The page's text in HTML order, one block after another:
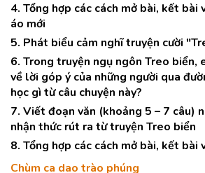
4. Tổng hợp các cách mở bài, kết bài
áo mới
5. Phát biểu cảm nghĩ truyện cười
6. Trong truyện ngụ ngôn Treo biển,
về lời góp ý của những người qua
học gì từ câu chuyện này?
7. Viết đoạn văn (khoảng 5 – 7 câu)
nhận thức rút ra từ truyện Treo biển
8. Tổng hợp các cách mở bài, kết bài
Chùm ca dao trào phúng